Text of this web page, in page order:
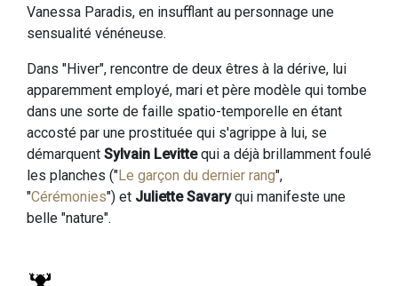
Vanessa Paradis, en insufflant au personnage une
sensualité vénéneuse.
Dans "Hiver", rencontre de deux êtres à la dérive, lui
apparemment employé, mari et père modèle qui tombe
dans une sorte de faille spatio-temporelle en étant
accosté par une prostituée qui s'agrippe à lui, se
démarquent Sylvain Levittequi a déjà brillamment foulé
les planches ("Le garçon du dernier rang",
"Cérémonies") et Juliette Savaryqui manifeste une
belle "nature".